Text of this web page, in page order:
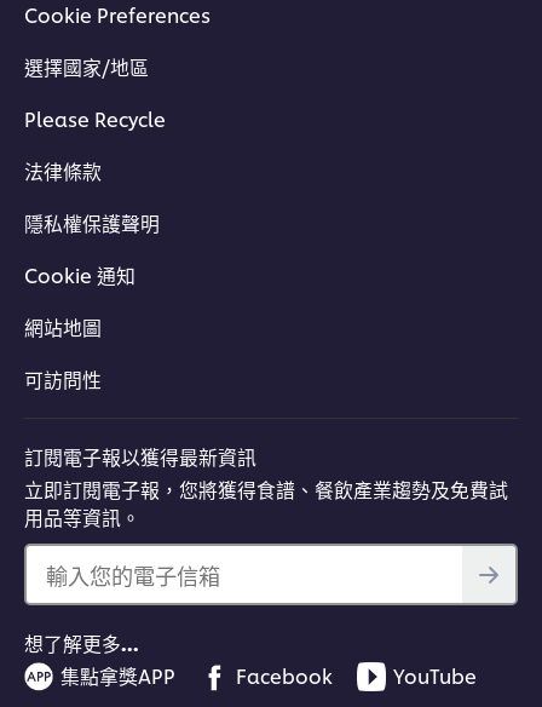
Cookie Preferences
選擇國家/地區
Please Recycle
法律條款
隱私權保護聲明
Cookie 通知
網站地圖
可訪問性
訂閱電子報以獲得最新資訊
立即訂閱電子報，您將獲得食譜、餐飲產業趨勢及免費試
用品等資訊。
輸入您的電子信箱
想了解更多…
集點拿獎APP
Facebook
YouTube